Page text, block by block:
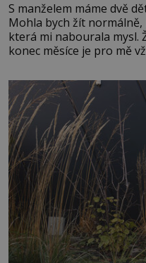
S manželem máme dvě
Mohla bych žít
která mi nabourala mysl.
konec měsíce je pro mě
dál častěji volá o pomoc,